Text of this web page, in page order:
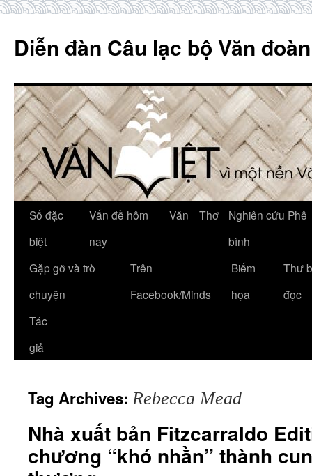
content
Diễn đàn Câu lạc bộ Văn
Số đặc
biệt
Vấn đề hôm
nay
Văn Thơ
Nghiên cứu Phê
bình
Gặp gỡ và trò
chuyện
Trên
Facebook/Minds
Biếm
họa
Thư
đọc
Tác
giả
Tag Archives: Rebecca Mead
Nhà xuất bản Fitzcarraldo
chương “khó nhằn” thành